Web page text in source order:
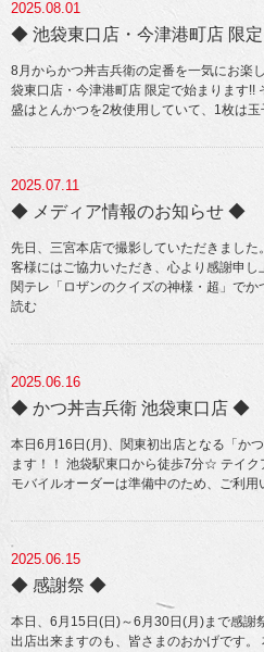
2025.08.01
◆ 池袋東口店・今津港町店 限
8月からかつ丼吉兵衛の定番を一気にお楽
袋東口店・今津港町店 限定で始まります
盛はとんかつを2枚使用していて、1枚は
2025.07.11
◆ メディア情報のお知らせ ◆
先日、三宮本店で撮影していただきまし
客様にはご協力いただき、心より感謝申
関テレ「ロザンのクイズの神様・超」で
読む
2025.06.16
◆ かつ丼吉兵衛 池袋東口店 ◆
本日6月16日(月)、関東初出店となる「か
ます！！ 池袋駅東口から徒歩7分☆ テイ
モバイルオーダーは準備中のため、ご利
2025.06.15
◆ 感謝祭 ◆
本日、6月15日(日)～6月30日(月)まで感謝
出店出来ますのも、皆さまのおかげです